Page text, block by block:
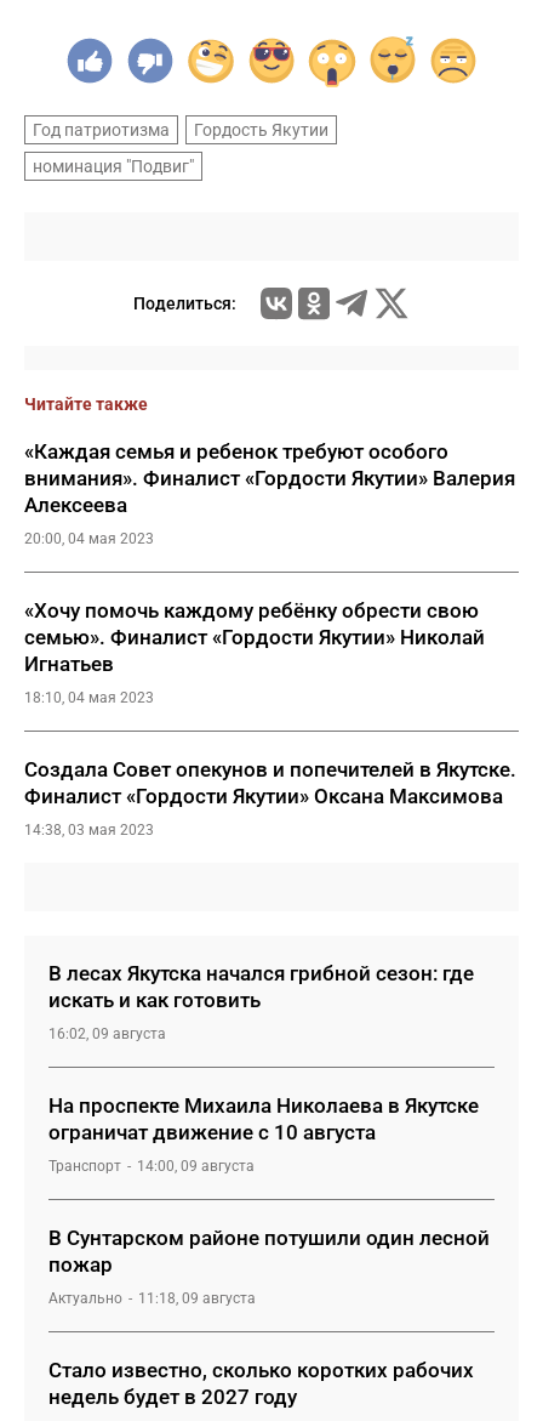
Год патриотизма
Гордость Якутии
номинация "Подвиг"
Поделиться:
Читайте также
«Каждая семья и ребенок требуют особого
внимания». Финалист «Гордости Якутии» Валерия
Алексеева
20:00, 04 мая 2023
«Хочу помочь каждому ребёнку обрести свою
семью». Финалист «Гордости Якутии» Николай
Игнатьев
18:10, 04 мая 2023
Создала Совет опекунов и попечителей в Якутске.
Финалист «Гордости Якутии» Оксана Максимова
14:38, 03 мая 2023
В лесах Якутска начался грибной сезон: где
искать и как готовить
16:02, 09 августа
На проспекте Михаила Николаева в Якутске
ограничат движение с 10 августа
Транспорт 14:00, 09 августа
В Сунтарском районе потушили один лесной
пожар
Актуально 11:18, 09 августа
Стало известно, сколько коротких рабочих
недель будет в 2027 году